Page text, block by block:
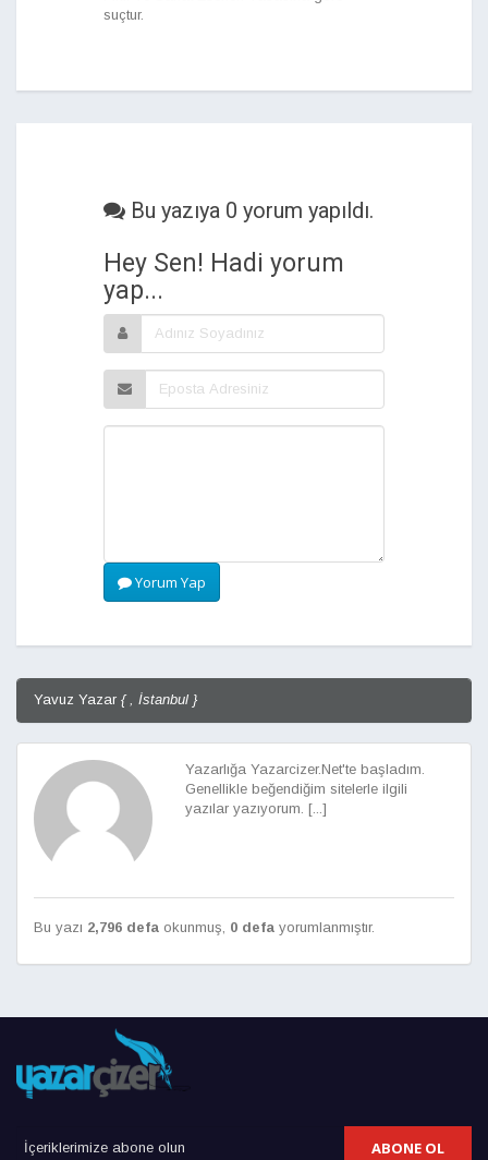
suçtur.
Bu yazıya 0 yorum yapıldı.
Hey Sen! Hadi yorum
yap...
Yorum Yap
Yavuz Yazar { , İstanbul }
Yazarlığa Yazarcizer.Net'te başladım.
Genellikle beğendiğim sitelerle ilgili
yazılar yazıyorum. [...]
Bu yazı 2,796 defa okunmuş, 0 defa yorumlanmıştır.
ABONE OL